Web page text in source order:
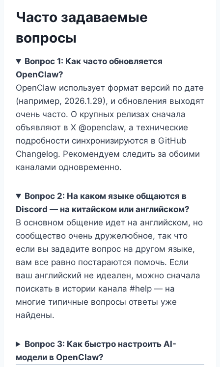
Часто задаваемые
вопросы
Вопрос 1: Как часто обновляется
OpenClaw?
OpenClaw использует формат версий по дате
(например, 2026.1.29), и обновления выходят
очень часто. О крупных релизах сначала
объявляют в X @openclaw, а технические
подробности синхронизируются в GitHub
Changelog. Рекомендуем следить за обоими
каналами одновременно.
Вопрос 2: На каком языке общаются в
Discord — на китайском или английском?
В основном общение идет на английском, но
сообщество очень дружелюбное, так что
если вы зададите вопрос на другом языке,
вам все равно постараются помочь. Если
ваш английский не идеален, можно сначала
поискать в истории канала #help — на
многие типичные вопросы ответы уже
найдены.
Вопрос 3: Как быстро настроить AI-
модели в OpenClaw?